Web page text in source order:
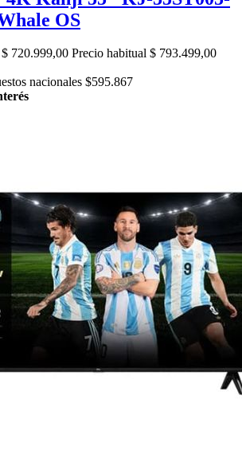
OS
$ 720.999,00 Precio habitual $ 793.499,00
nacionales $595.867